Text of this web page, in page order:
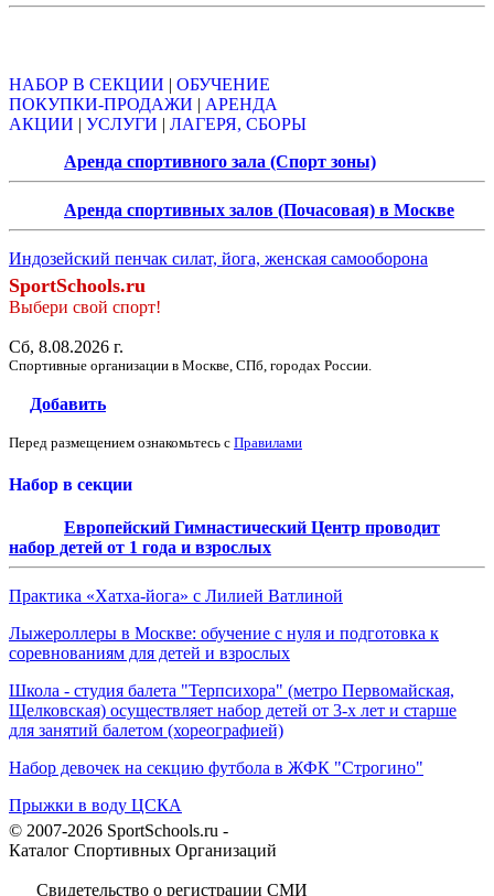
НАБОР В СЕКЦИИ | ОБУЧЕНИЕ
ПОКУПКИ-ПРОДАЖИ | АРЕНДА
АКЦИИ | УСЛУГИ | ЛАГЕРЯ, СБОРЫ
Аренда спортивного зала (Спорт зоны)
Аренда спортивных залов (Почасовая) в Москве
Индозейский пенчак силат, йога, женская самооборона
SportSchools.ru
Выбери свой спорт!
Сб, 8.08.2026 г.
Спортивные организации в Москве, СПб, городах России.
Добавить
Перед размещением ознакомьтесь с Правилами
Набор в секции
Европейский Гимнастический Центр проводит
набор детей от 1 года и взрослых
Практика «Хатха-йога» с Лилией Ватлиной
Лыжероллеры в Москве: обучение с нуля и подготовка к
соревнованиям для детей и взрослых
Школа - студия балета "Терпсихора" (метро Первомайская,
Щелковская) осуществляет набор детей от 3-х лет и старше
для занятий балетом (хореографией)
Набор девочек на секцию футбола в ЖФК "Строгино"
Прыжки в воду ЦСКА
© 2007-2026 SportSchools.ru -
Каталог Спортивных Организаций
Свидетельство о регистрации СМИ